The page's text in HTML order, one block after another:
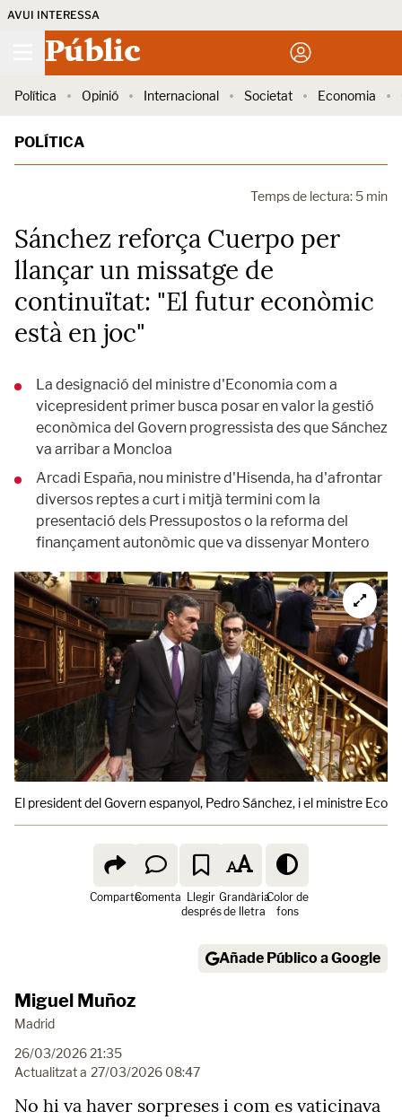
AVUI INTERESSA
Públic
Política Opinió Internacional Societat Economia
POLÍTICA
Temps de lectura: 5 min
Sánchez reforça Cuerpo per
llançar un missatge de
continuïtat: "El futur econòmic
està en joc"
La designació del ministre d'Economia com a
vicepresident primer busca posar en valor la gestió
econòmica del Govern progressista des que Sánchez
va arribar a Moncloa
Arcadi España, nou ministre d'Hisenda, ha d'afrontar
diversos reptes a curt i mitjà termini com la
presentació dels Pressupostos o la reforma del
finançament autonòmic que va dissenyar Montero
El president del Govern espanyol, Pedro Sánchez, i el ministre
ComparteComenta Llegir
després
Grandària
de lletra
Color de
fons
Añade Público a Google
Miguel Muñoz
Madrid
26/03/2026 21:35
Actualitzat a 27/03/2026 08:47
No hi va haver sorpreses i com es vaticinava